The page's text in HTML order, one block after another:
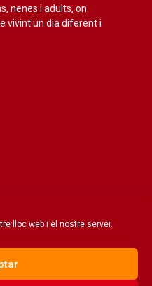
lloc web i el nostre servei.
nenes i adults, on
vivint un dia diferent i